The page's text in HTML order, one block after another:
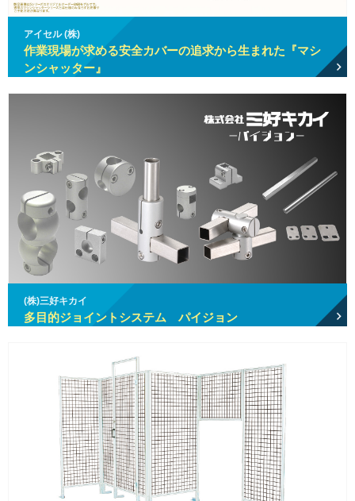
アイセル (株)
作業現場が求める安全カバーの追求から生まれた『マシ
ンシャッター』
(株)三好キカイ
多目的ジョイントシステム パイジョン